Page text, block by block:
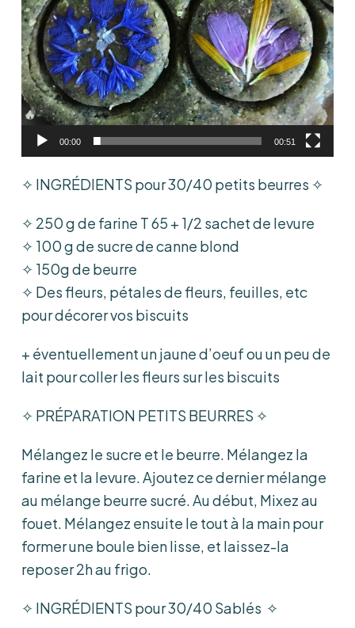
00:00 00:51
✧ INGRÉDIENTS pour 30/40 petits beurres ✧
✧ 250 g de farine T 65 + 1/2 sachet de levure
✧ 100 g de sucre de canne blond
✧ 150g de beurre
✧ Des fleurs, pétales de fleurs, feuilles, etc
pour décorer vos biscuits
+ éventuellement un jaune d’oeuf ou un peu de
lait pour coller les fleurs sur les biscuits
✧ PRÉPARATION PETITS BEURRES ✧
Mélangez le sucre et le beurre. Mélangez la
farine et la levure. Ajoutez ce dernier mélange
au mélange beurre sucré. Au début, Mixez au
fouet. Mélangez ensuite le tout à la main pour
former une boule bien lisse, et laissez-la
reposer 2h au frigo.
✧ INGRÉDIENTS pour 30/40 Sablés ✧